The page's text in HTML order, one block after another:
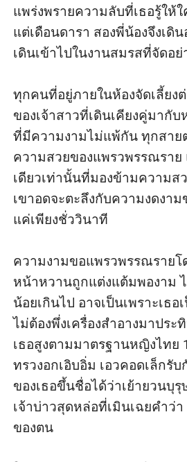
แพร่งพรายความลับที่เธอรู้ให้
แต่เดือนดารา สองพี่น้องจึงเดิ
เดินเข้าไปในงานสมรสที่จัดอ
ทุกคนที่อยู่ภายในห้องจัดเลี้ยงต่
ของเจ้าสาวที่เดินเคียงคู่มากั
ที่มีความงามไม่แพ้กัน ทุกสาย
ความสวยของแพรวพรรณราย
เดียวเท่านั้นที่มองข้ามความส
เขาอดจะตะลึงกับความงดงา
แค่เพียงชั่ววินาที
ความงามขอแพรวพรรณรายโ
หน้าหวานถูกแต่งแต้มพองาม
น้อยเกินไป อาจเป็นเพราะเธ
ไม่ต้องพึ่งเครื่องสำอางมาประ
เธอสูงตามมาตรฐานหญิงไทย
ทรวงอกเอิบอิ่ม เอวคอดเล็กรั
ของเธอขึ้นชื่อได้ว่าเย้ายวนบุ
เจ้าบ่าวสุดหล่อที่เมินเฉยคำว่
ของตน